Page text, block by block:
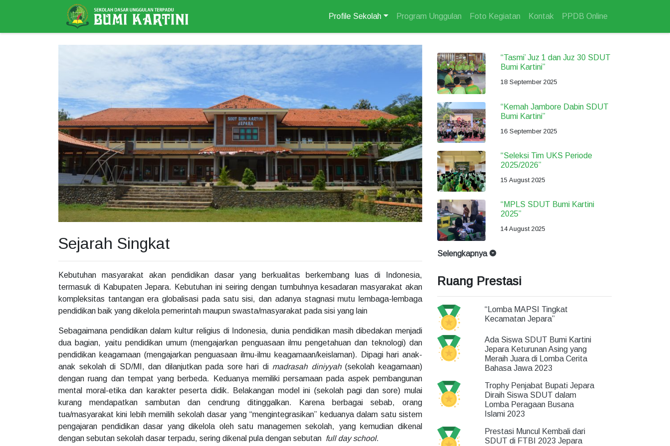
Profile Sekolah Program Unggulan Foto Kegiatan Kontak PPDB Online
Sejarah Singkat
Kebutuhan masyarakat akan pendidikan dasar yang berkualitas berkembang luas di Indonesia,
termasuk di Kabupaten Jepara. Kebutuhan ini seiring dengan tumbuhnya kesadaran masyarakat akan
kompleksitas tantangan era globalisasi pada satu sisi, dan adanya stagnasi mutu lembaga-lembaga
pendidikan baik yang dikelola pemerintah maupun swasta/masyarakat pada sisi yang lain
Sebagaimana pendidikan dalam kultur religius di Indonesia, dunia pendidikan masih dibedakan menjadi
dua bagian, yaitu pendidikan umum (mengajarkan penguasaan ilmu pengetahuan dan teknologi) dan
pendidikan keagamaan (mengajarkan penguasaan ilmu-ilmu keagamaan/keislaman). Dipagi hari anak-
anak sekolah di SD/MI, dan dilanjutkan pada sore hari di madrasah diniyyah(sekolah keagamaan)
dengan ruang dan tempat yang berbeda. Keduanya memiliki persamaan pada aspek pembangunan
mental moral-etika dan karakter peserta didik. Belakangan model ini (sekolah pagi dan sore) mulai
kurang mendapatkan sambutan dan cendrung ditinggalkan. Karena berbagai sebab, orang
tua/masyarakat kini lebih memilih sekolah dasar yang “mengintegrasikan” keduanya dalam satu sistem
pengajaran pendidikan dasar yang dikelola oleh satu managemen sekolah, yang kemudian dikenal
dengan sebutan sekolah dasar terpadu, sering dikenal pula dengan sebutan full day school.
“Tasmi’ Juz 1 dan Juz 30 SDUT
Bumi Kartini”
18 September 2025
“Kemah Jambore Dabin SDUT
Bumi Kartini”
16 September 2025
“Seleksi Tim UKS Periode
2025/2026”
15 August 2025
“MPLS SDUT Bumi Kartini
2025”
14 August 2025
Selengkapnya
Ruang Prestasi
“Lomba MAPSI Tingkat
Kecamatan Jepara”
Ada Siswa SDUT Bumi Kartini
Jepara Keturunan Asing yang
Meraih Juara di Lomba Cerita
Bahasa Jawa 2023
Trophy Penjabat Bupati Jepara
Diraih Siswa SDUT dalam
Lomba Peragaan Busana
Islami 2023
Prestasi Muncul Kembali dari
SDUT di FTBI 2023 Jepara